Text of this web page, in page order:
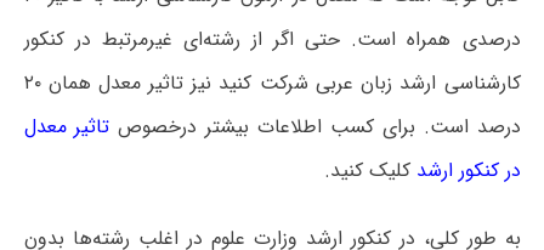
درصدی همراه است. حتی اگر از رشته‌ای غیرمرتبط در کنکور
کارشناسی ارشد زبان عربی شرکت کنید نیز تاثیر معدل همان ۲۰
درصد است. برای کسب اطلاعات بیشتر درخصوص تاثیر معدل
در کنکور ارشد کلیک کنید.
به طور کلی، در کنکور ارشد وزارت علوم در اغلب رشته‌ها بدون